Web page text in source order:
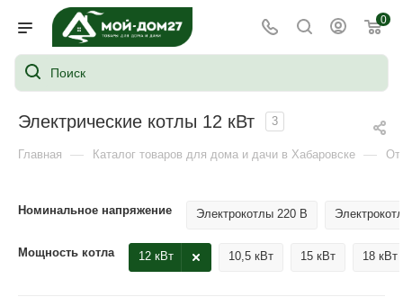
0
Электрические котлы 12 кВт 3
Главная — Каталог товаров для дома и дачи в Хабаровске —
Номинальное напряжение Электрокотлы 220 В
Мощность котла 12 кВт 10,5 кВт 15 кВт 18 кВт